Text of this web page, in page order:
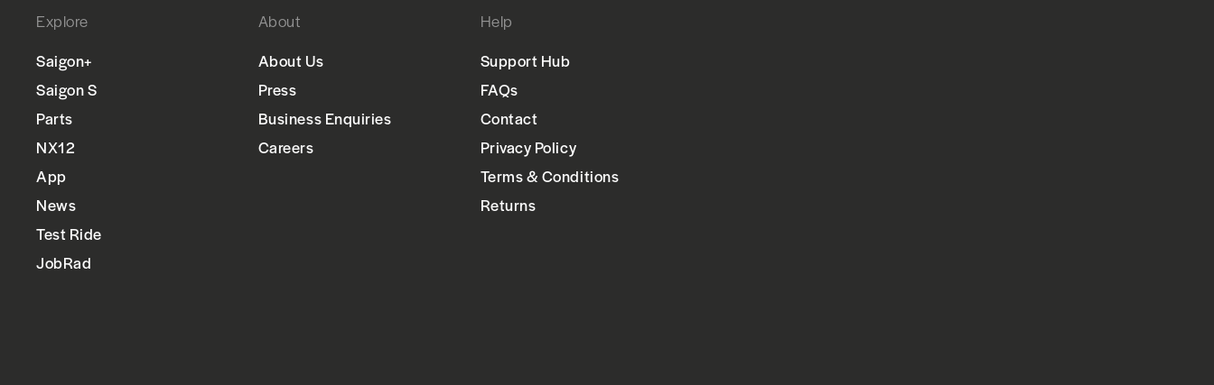
Explore
Saigon+
Saigon S
Parts
NX12
App
News
Test Ride
JobRad
About
About Us
Press
Business Enquiries
Careers
Help
Support Hub
FAQs
Contact
Privacy Policy
Terms & Conditions
Returns